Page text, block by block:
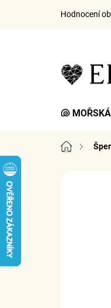
Hodnocení
🐚
Domů